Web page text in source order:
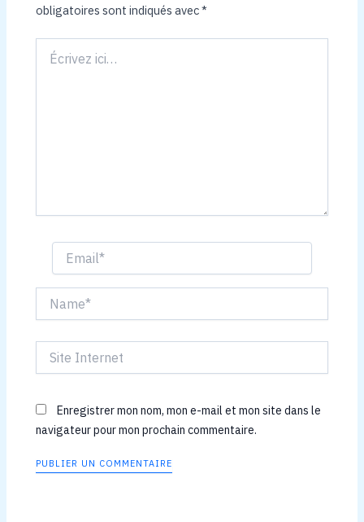
obligatoires sont indiqués avec*
ici…
Email*
Internet
Enregistrer mon nom, mon e-mail et mon site dans le
navigateur pour mon prochain commentaire.